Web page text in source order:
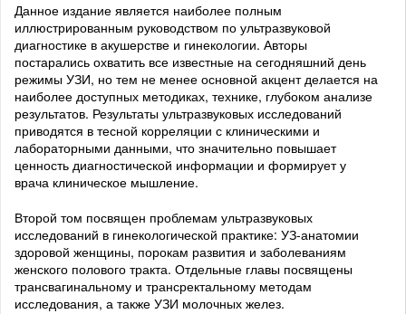
Данное издание является наиболее полным
иллюстрированным руководством по ультразвуковой
диагностике в акушерстве и гинекологии. Авторы
постарались охватить все известные на сегодняшний день
режимы УЗИ, но тем не менее основной акцент делается на
наиболее доступных методиках, технике, глубоком анализе
результатов. Результаты ультразвуковых исследований
приводятся в тесной корреляции с клиническими и
лабораторными данными, что значительно повышает
ценность диагностической информации и формирует у
врача клиническое мышление.
Второй том посвящен проблемам ультразвуковых
исследований в гинекологической практике: УЗ-анатомии
здоровой женщины, порокам развития и заболеваниям
женского полового тракта. Отдельные главы посвящены
трансвагинальному и трансректальному методам
исследования, а также УЗИ молочных желез.